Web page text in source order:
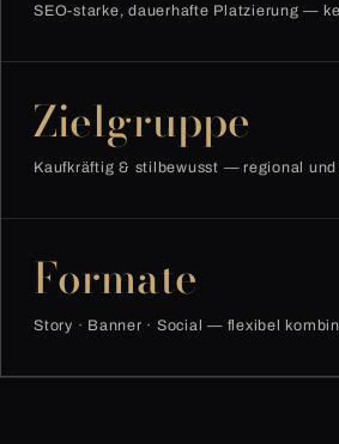
SEO-starke, dauerhafte Platzierung —
Zielgruppe
Kaufkräftig & stilbewusst — regional und
Formate
Story · Banner · Social — flexibel